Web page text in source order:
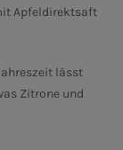
Apfeldirektsaft
lässt
Zitrone und